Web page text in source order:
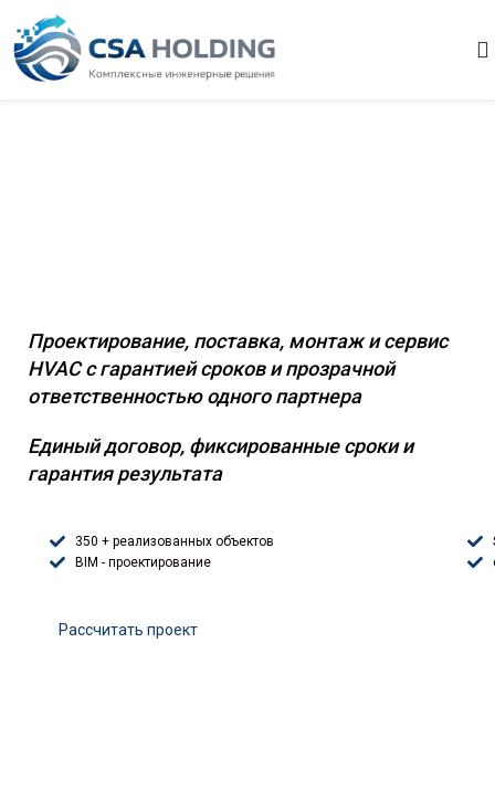
Проектирование, поставка, монтаж и сервис
HVAC с гарантией сроков и прозрачной
ответственностью одного партнера
Единый договор, фиксированные сроки и
гарантия результата
350 + реализованных объектов
BIM - проектирование
Расcчитать проект